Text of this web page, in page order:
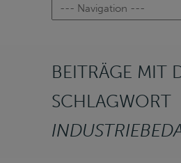
Navigation
BEITRÄGE MIT
SCHLAGWORT